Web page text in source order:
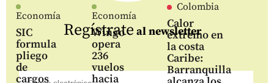
Economía
SIC
formula
pliego
de
cargos
Economía
Wingo
opera
236
vuelos
hacia
Colombia
Calor
extremo en
la costa
Caribe:
Barranquilla
Regístrate al newsletter